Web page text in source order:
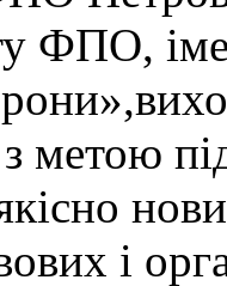
ФПО,
метою
і